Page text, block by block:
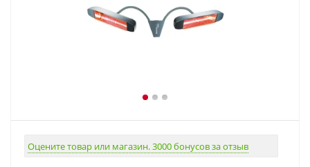
Оцените товар или магазин. 3000 бонусов за отзыв